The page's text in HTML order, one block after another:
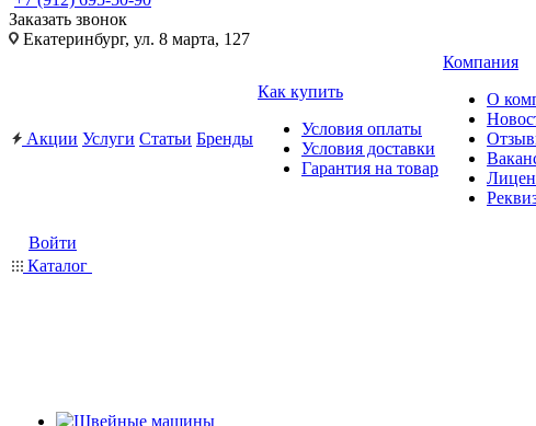
Заказать звонок
Екатеринбург, ул. 8 марта, 127
Акции Услуги Статьи Бренды
Как купить
Условия оплаты
Условия доставки
Гарантия на товар
Компания
О
Войти
Каталог